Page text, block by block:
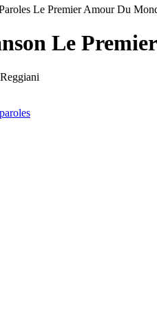
Le Premier Amour Du
Le